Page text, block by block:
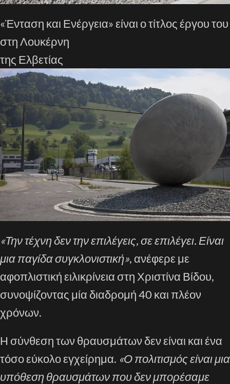
«Ένταση και Ενέργεια» είναι ο τίτλος έργου του
στη Λουκέρνη
της Ελβετίας
«Την τέχνη δεν την επιλέγεις, σε επιλέγει. Είναι
μια παγίδα συγκλονιστική», ανέφερε με
αφοπλιστική ειλικρίνεια στη Χριστίνα Βίδου,
συνοψίζοντας μία διαδρομή 40 και πλέον
χρόνων.
Η σύνθεση των θραυσμάτων δεν είναι και ένα
τόσο εύκολο εγχείρημα. «Ο πολιτισμός είναι μια
υπόθεση θραυσμάτων που δεν μπορέσαμε